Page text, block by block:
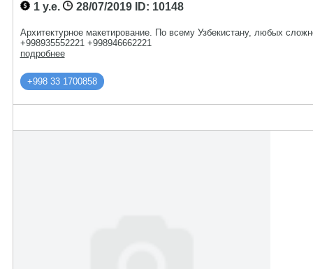
1 у.е. 28/07/2019ID: 10148
Архитектурное макетирование. По всему Узбекистану, любых
+998935552221 +998946662221
подробнее
+998 33 1700858